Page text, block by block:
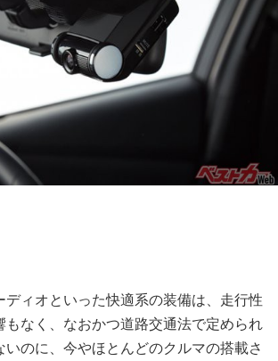
ィオといった快適系の装備は、走行性
もなく、なおかつ道路交通法で定められ
いのに、今やほとんどのクルマの搭載さ